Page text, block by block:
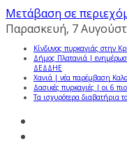
Μετάβαση σε
Παρασκευή, 7
Κίνδυνος πυρκαγιάς στην
Δήμος Πλατανιά |
ΔΕΔΔΗΕ
Χανιά | νέα παρέμβαση
Δασικές πυρκαγιές | οι 6
Τα ισχυρότερα διαβατήρια